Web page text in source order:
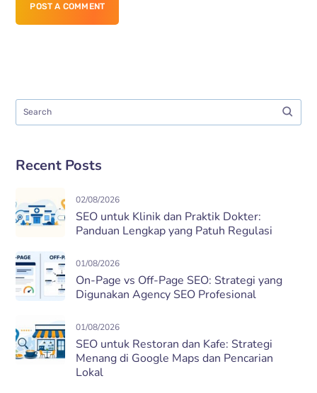
POST A COMMENT
Recent Posts
02/08/2026
SEO untuk Klinik dan Praktik Dokter:
Panduan Lengkap yang Patuh Regulasi
01/08/2026
On-Page vs Off-Page SEO: Strategi yang
Digunakan Agency SEO Profesional
01/08/2026
SEO untuk Restoran dan Kafe: Strategi
Menang di Google Maps dan Pencarian
Lokal